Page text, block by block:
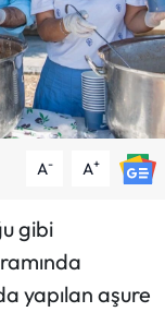
A- A+
gibi
yapılan aşure